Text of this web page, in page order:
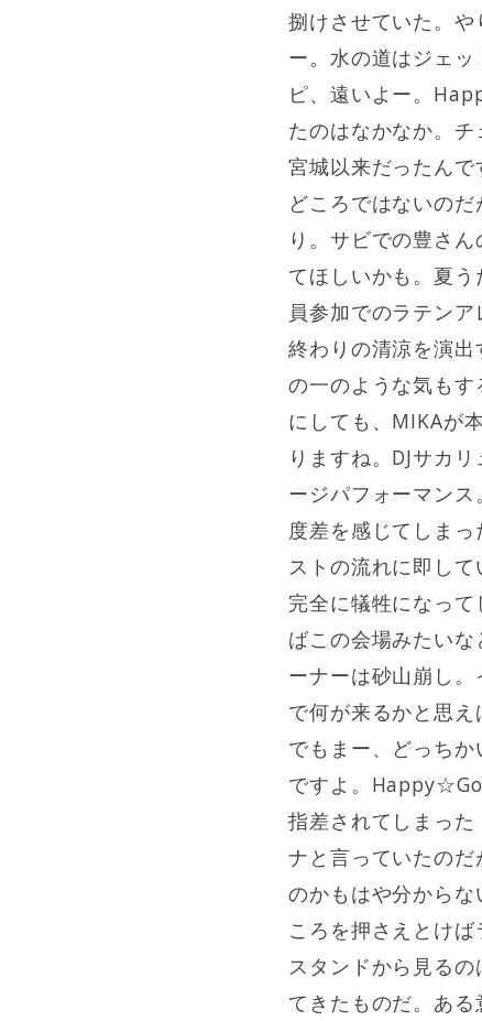
捌けさせていた。
ー。水の道はジェ
ピ、遠いよー。
たのはなかなか。
宮城以来だったん
どころではないの
り。サビでの豊さ
てほしいかも。夏
員参加でのラテン
終わりの清涼を演
の一のような気もす
にしても、MIKAが
りますね。DJサカ
ージパフォーマン
度差を感じてしま
ストの流れに即し
完全に犠牲になっ
ばこの会場みたい
ーナーは砂山崩し
で何が来るかと思
でもまー、どっち
ですよ。
指差されてしまっ
ナと言っていたの
のかもはや分から
ころを押さえとけば
スタンドから見る
てきたものだ。あ